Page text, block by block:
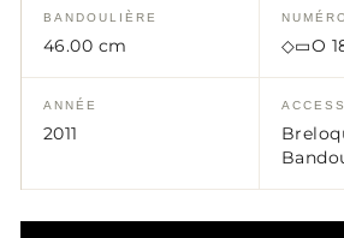
BANDOULIÈRE
46.00 cm ◇▭O
ANNÉE
2011